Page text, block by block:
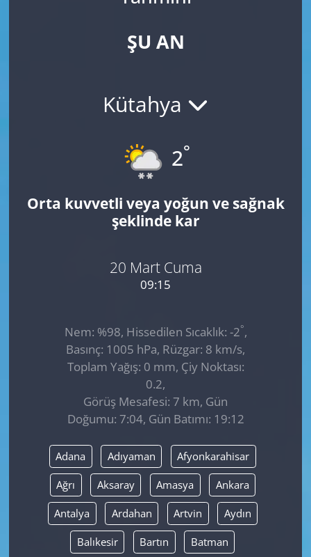
ŞU AN
Kütahya
2°
Orta kuvvetli veya yoğun ve sağnak
şeklinde kar
20 Mart Cuma
09:15
Nem: %98, Hissedilen Sıcaklık: -2°,
Basınç: 1005 hPa, Rüzgar: 8 km/s,
Toplam Yağış: 0 mm, Çiy Noktası:
0.2,
Görüş Mesafesi: 7 km, Gün
Doğumu: 7:04, Gün Batımı: 19:12
Adana Adıyaman Afyonkarahisar
Ağrı Aksaray Amasya Ankara
Antalya Ardahan Artvin Aydın
Balıkesir Bartın Batman